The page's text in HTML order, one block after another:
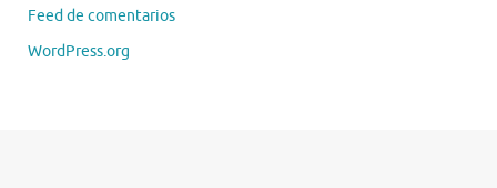
Feed de comentarios
WordPress.org